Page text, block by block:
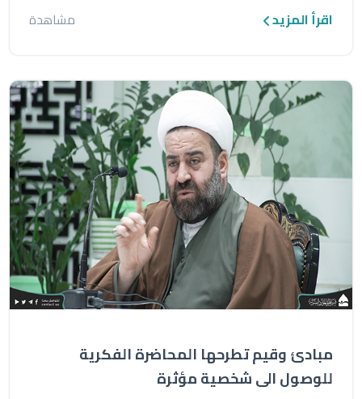
اقرأ المزيد مشاهدة
مبادئ وقيم تطرحها المحاضرة الفكرية
للوصول الى شخصية مؤثرة